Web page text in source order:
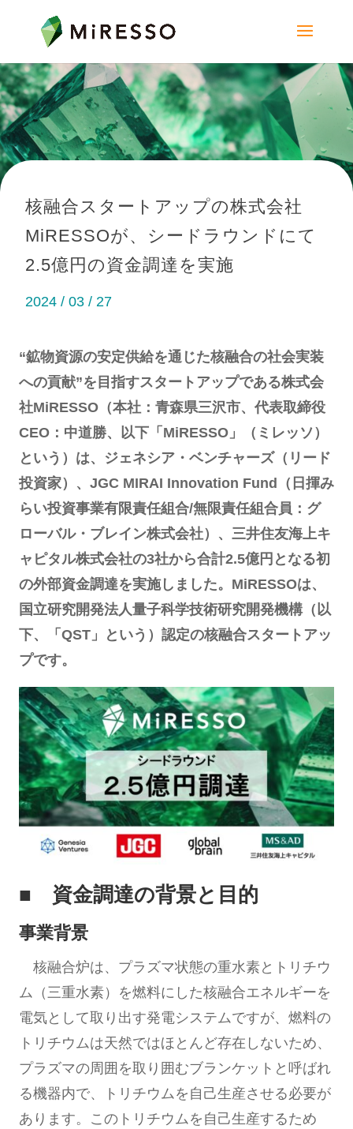
核融合スタートアップの株式会社
MiRESSOが、シードラウンドにて
2.5億円の資金調達を実施
2024 / 03 / 27
“鉱物資源の安定供給を通じた核融合の社会実装
への貢献”を目指すスタートアップである株式会
社MiRESSO（本社：青森県三沢市、代表取締役
CEO：中道勝、以下「MiRESSO」（ミレッソ）
という）は、ジェネシア・ベンチャーズ（リード
投資家）、JGC MIRAI Innovation Fund（日揮み
らい投資事業有限責任組合/無限責任組合員：グ
ローバル・ブレイン株式会社）、三井住友海上キ
ャピタル株式会社の3社から合計2.5億円となる初
の外部資金調達を実施しました。MiRESSOは、
国立研究開発法人量子科学技術研究開発機構（以
下、「QST」という）認定の核融合スタートアッ
プです。
■ 資金調達の背景と目的
事業背景
核融合炉は、プラズマ状態の重水素とトリチウ
ム（三重水素）を燃料にした核融合エネルギーを
電気として取り出す発電システムですが、燃料の
トリチウムは天然ではほとんど存在しないため、
プラズマの周囲を取り囲むブランケットと呼ばれ
る機器内で、トリチウムを自己生産させる必要が
あります。このトリチウムを自己生産するため